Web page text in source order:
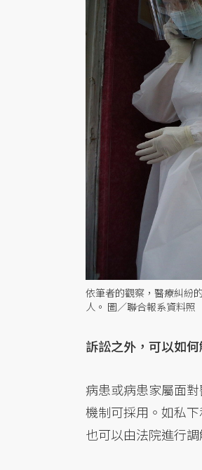
依筆者的觀察，醫療糾紛
人。 圖／聯合報系資料照
訴訟之外，可以如
病患或病患家屬面
機制可採用。如私
也可以由法院進行